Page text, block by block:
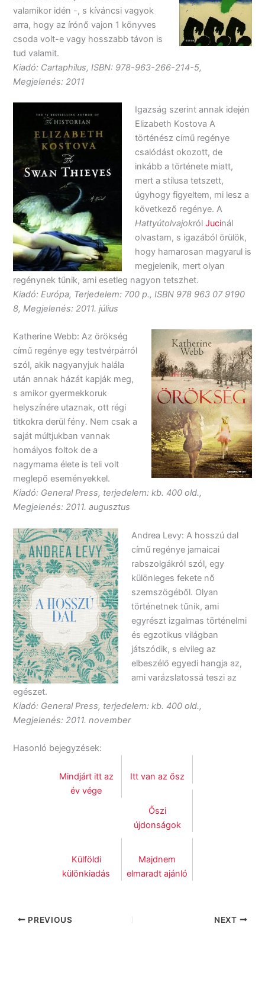
valamikor idén -, s kíváncsi vagyok
arra, hogy az írónő vajon 1 könyves
csoda volt-e vagy hosszabb távon is
tud valamit.
Kiadó: Cartaphilus, ISBN: 978-963-266-214-5,
Megjelenés: 2011
Igazság szerint annak idején
Elizabeth Kostova A
történész című regénye
csalódást okozott, de
inkább a története miatt,
mert a stílusa tetszett,
úgyhogy figyeltem, mi lesz a
következő regénye. A
HattyútolvajokrólJucinál
olvastam, s igazából örülök,
hogy hamarosan magyarul is
megjelenik, mert olyan
regénynek tűnik, ami esetleg nagyon tetszhet.
Kiadó: Európa, Terjedelem: 700 p., ISBN 978 963 07 9190
8, Megjelenés: 2011. július
Katherine Webb: Az örökség
című regénye egy testvérpárról
szól, akik nagyanyjuk halála
után annak házát kapják meg,
s amikor gyermekkoruk
helyszínére utaznak, ott régi
titkokra derül fény. Nem csak a
saját múltjukban vannak
homályos foltok de a
nagymama élete is teli volt
meglepő eseményekkel.
Kiadó: General Press, terjedelem: kb. 400 old.,
Megjelenés: 2011. augusztus
Andrea Levy: A hosszú dal
című regénye jamaicai
rabszolgákról szól, egy
különleges fekete nő
szemszögéből. Olyan
történetnek tűnik, ami
egyrészt izgalmas történelmi
és egzotikus világban
játszódik, s elvileg az
elbeszélő egyedi hangja az,
ami varázslatossá teszi az
egészet.
Kiadó: General Press, terjedelem: kb. 400 old.,
Megjelenés: 2011. november
Hasonló bejegyzések:
Mindjárt itt az
év vége
Itt van az ősz
Őszi
újdonságok
Külföldi
különkiadás
Majdnem
elmaradt ajánló
PREVIOUS NEXT